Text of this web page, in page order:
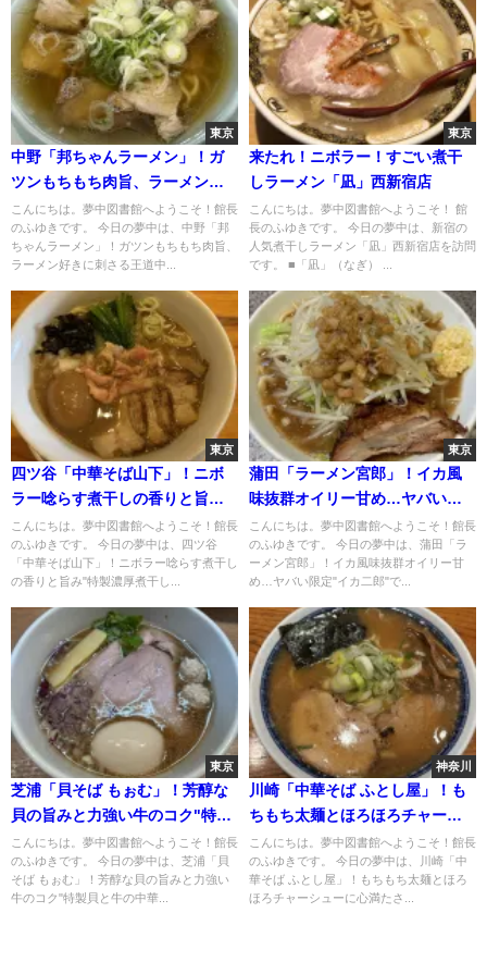
東京
中野「邦ちゃんラーメン」！ガ
ツンもちもち肉旨、ラーメン好
きに刺さる王道中華そば
こんにちは。夢中図書館へようこそ！館長
のふゆきです。 今日の夢中は、中野「邦
ちゃんラーメン」！ガツンもちもち肉旨、
ラーメン好きに刺さる王道中...
東京
来たれ！ニボラー！すごい煮干
しラーメン「凪」西新宿店
こんにちは。夢中図書館へようこそ！ 館
長のふゆきです。 今日の夢中は、新宿の
人気煮干しラーメン「凪」西新宿店を訪問
です。 ■「凪」（なぎ） ...
東京
四ツ谷「中華そば山下」！ニボ
ラー唸らす煮干しの香りと旨
み"特製濃厚煮干しそば"
こんにちは。夢中図書館へようこそ！館長
のふゆきです。 今日の夢中は、四ツ谷
「中華そば山下」！ニボラー唸らす煮干し
の香りと旨み"特製濃厚煮干し...
東京
蒲田「ラーメン宮郎」！イカ風
味抜群オイリー甘め…ヤバい限
定"イカ二郎"
こんにちは。夢中図書館へようこそ！館長
のふゆきです。 今日の夢中は、蒲田「ラ
ーメン宮郎」！イカ風味抜群オイリー甘
め…ヤバい限定"イカ二郎"で...
東京
芝浦「貝そば もぉむ」！芳醇な
貝の旨みと力強い牛のコク"特製
貝と牛の中華そば"
こんにちは。夢中図書館へようこそ！館長
のふゆきです。 今日の夢中は、芝浦「貝
そば もぉむ」！芳醇な貝の旨みと力強い
牛のコク"特製貝と牛の中華...
神奈川
川崎「中華そば ふとし屋」！も
ちもち太麺とほろほろチャーシ
ューに心満たされる"中華そば"
こんにちは。夢中図書館へようこそ！館長
のふゆきです。 今日の夢中は、川崎「中
華そば ふとし屋」！もちもち太麺とほろ
ほろチャーシューに心満たさ...